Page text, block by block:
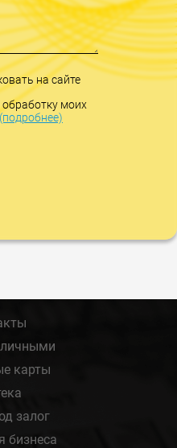
на сайте
моих
(подробнее)
карты
залог
бизнеса